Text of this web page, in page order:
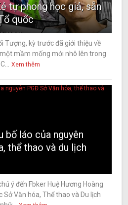
tự phong học giả, sẵn
quốc
Tượng, kỳ trước đã giới thiệu về
mầm mống mới nhô lên trong
Xem thêm
bố láo của nguyên
thể thao và du lịch
ý đến Fbker Huệ Hương Hoàng
Văn hóa, Thể thao và Du lịch